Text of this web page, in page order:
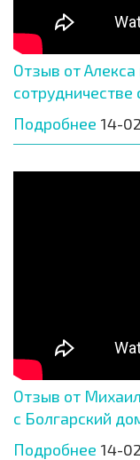
Отзыв от
Подробнее 14-
Отзыв от
с Болгарский
Подробнее 14-